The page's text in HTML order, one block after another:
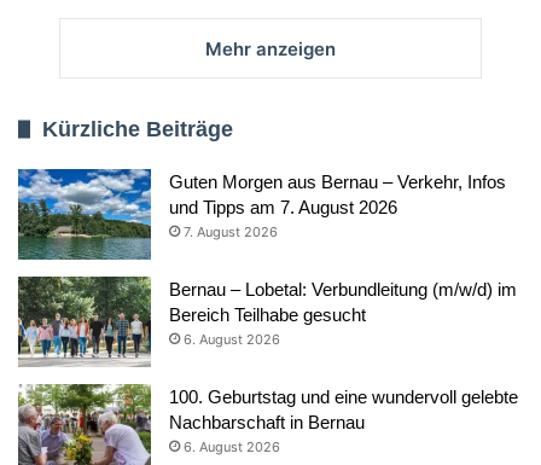
Mehr anzeigen
Kürzliche Beiträge
Guten Morgen aus Bernau – Verkehr, Infos
und Tipps am 7. August 2026
7. August 2026
Bernau – Lobetal: Verbundleitung (m/w/d) im
Bereich Teilhabe gesucht
6. August 2026
100. Geburtstag und eine wundervoll gelebte
Nachbarschaft in Bernau
6. August 2026